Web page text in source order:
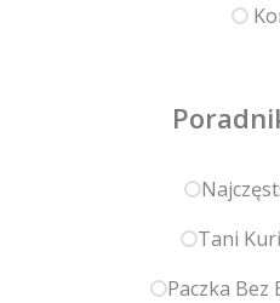
Tani
Paczka Bez